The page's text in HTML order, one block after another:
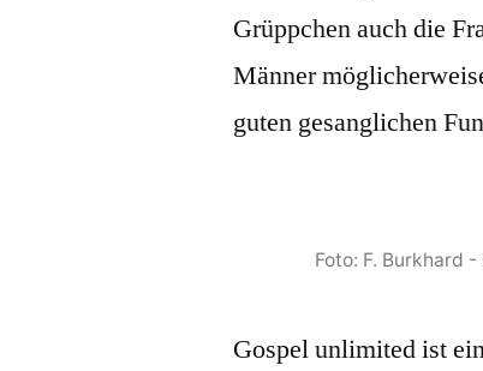
Grüppchen auch die
Männer
guten gesanglichen
Foto: F. Burkhard
Gospel unlimited ist